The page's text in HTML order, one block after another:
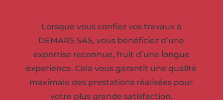
Lorsque vous confiez vos travaux à
DEMARS SAS, vous bénéficiez d’une
expertise reconnue, fruit d’une longue
experience. Cela vous garantit une qualité
maximale des prestations réalisées pour
votre plus grande satisfaction.